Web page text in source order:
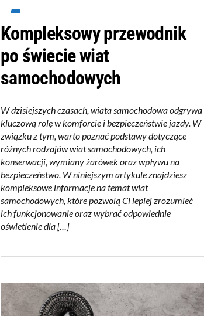
Kompleksowy przewodnik
po świecie wiat
samochodowych
W dzisiejszych czasach, wiata samochodowa odgrywa
kluczową rolę w komforcie i bezpieczeństwie jazdy. W
związku z tym, warto poznać podstawy dotyczące
różnych rodzajów wiat samochodowych, ich
konserwacji, wymiany żarówek oraz wpływu na
bezpieczeństwo. W niniejszym artykule znajdziesz
kompleksowe informacje na temat wiat
samochodowych, które pozwolą Ci lepiej zrozumieć
ich funkcjonowanie oraz wybrać odpowiednie
oświetlenie dla […]